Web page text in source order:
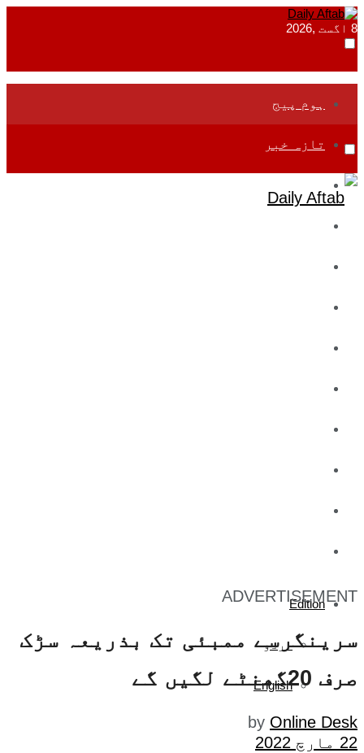
8 اگست ,2026
ہوم پیج
تازہ خبر
Edition
اردو
English
ADVERTISEMENT
سرینگرسے ممبئی تک بذریعہ سڑک
صرف 20گھنٹے لگیں گے
by Online Desk
22 مارچ 2022